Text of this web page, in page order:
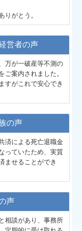
りがとう。
営者の声
万が一破産等不測の
ご案内されました。
すがこれで安心でき
の声
済による死亡退職金
っていたため、実質
ませることができ
声
相談があり、事務所